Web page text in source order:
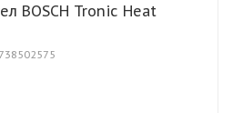
BOSCH Tronic Heat